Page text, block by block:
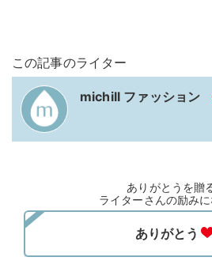
この記事のライター
michill ファッション
ありがとうを贈
ライターさんの励み